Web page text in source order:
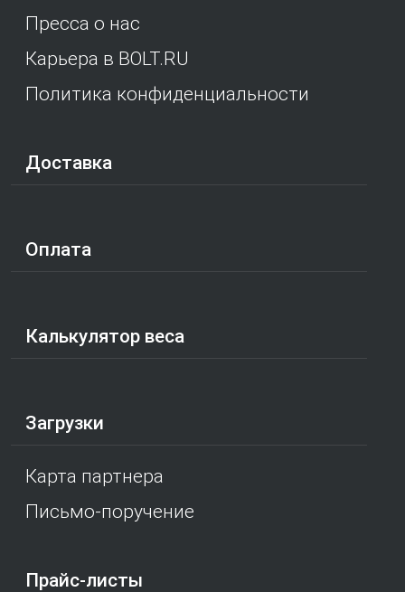
Пресса о нас
Карьера в BOLT.RU
Политика конфиденциальности
Доставка
Оплата
Калькулятор веса
Загрузки
Карта партнера
Письмо-поручение
Прайс-листы